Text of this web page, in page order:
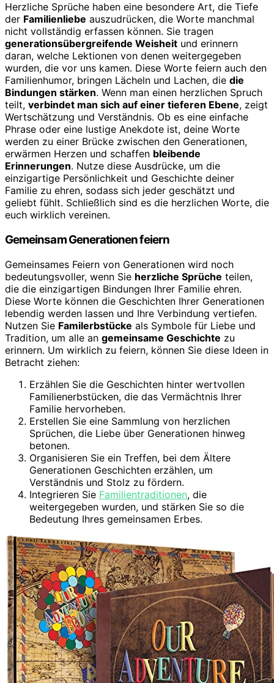
Herzliche Sprüche haben eine besondere Art, die Tiefe
der Familienliebe auszudrücken, die Worte manchmal
nicht vollständig erfassen können. Sie tragen
generationsübergreifende Weisheit und erinnern
daran, welche Lektionen von denen weitergegeben
wurden, die vor uns kamen. Diese Worte feiern auch den
Familienhumor, bringen Lächeln und Lachen, die die
Bindungen stärken. Wenn man einen herzlichen Spruch
teilt, verbindet man sich auf einer tieferen Ebene, zeigt
Wertschätzung und Verständnis. Ob es eine einfache
Phrase oder eine lustige Anekdote ist, deine Worte
werden zu einer Brücke zwischen den Generationen,
erwärmen Herzen und schaffen bleibende
Erinnerungen. Nutze diese Ausdrücke, um die
einzigartige Persönlichkeit und Geschichte deiner
Familie zu ehren, sodass sich jeder geschätzt und
geliebt fühlt. Schließlich sind es die herzlichen Worte, die
euch wirklich vereinen.
Gemeinsam Generationen feiern
Gemeinsames Feiern von Generationen wird noch
bedeutungsvoller, wenn Sie herzliche Sprüche teilen,
die die einzigartigen Bindungen Ihrer Familie ehren.
Diese Worte können die Geschichten Ihrer Generationen
lebendig werden lassen und Ihre Verbindung vertiefen.
Nutzen Sie Familerbstücke als Symbole für Liebe und
Tradition, um alle an gemeinsame Geschichte zu
erinnern. Um wirklich zu feiern, können Sie diese Ideen in
Betracht ziehen:
Erzählen Sie die Geschichten hinter wertvollen
Familienerbstücken, die das Vermächtnis Ihrer
Familie hervorheben.
Erstellen Sie eine Sammlung von herzlichen
Sprüchen, die Liebe über Generationen hinweg
betonen.
Organisieren Sie ein Treffen, bei dem Ältere
Generationen Geschichten erzählen, um
Verständnis und Stolz zu fördern.
Integrieren Sie Familientraditionen, die
weitergegeben wurden, und stärken Sie so die
Bedeutung Ihres gemeinsamen Erbes.